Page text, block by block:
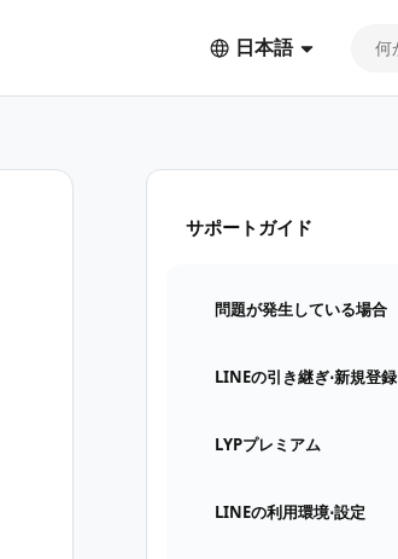
日本語
サポートガイド
問題が発生している場合
LINEの引き継ぎ⋅新規登録
LYPプレミアム
LINEの利用環境⋅設定